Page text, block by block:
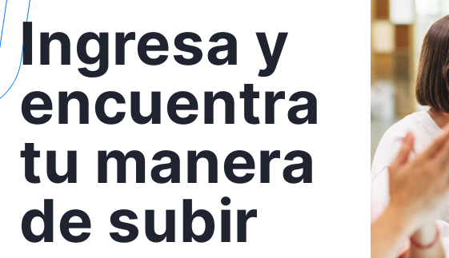
Ingresa y
encuentra
tu manera
de subir